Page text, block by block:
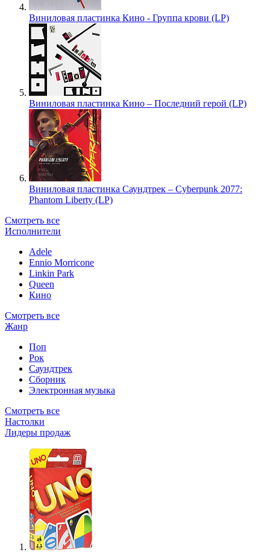
Виниловая пластинка Кино - Группа крови (LP)
Виниловая пластинка Кино – Последний герой (LP)
Виниловая пластинка Саундтрек – Cyberpunk 2077:
Phantom Liberty (LP)
Смотреть все
Исполнители
Adele
Ennio Morricone
Linkin Park
Queen
Кино
Смотреть все
Жанр
Поп
Рок
Саундтрек
Сборник
Электронная музыка
Смотреть все
Настолки
Лидеры продаж